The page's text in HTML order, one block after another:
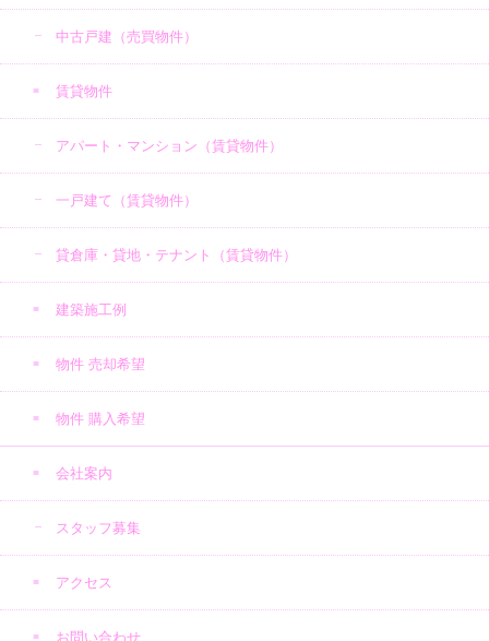
中古戸建（売買物件）
賃貸物件
アパート・マンション（賃貸物件）
一戸建て（賃貸物件）
貸倉庫・貸地・テナント（賃貸物件）
建築施工例
物件 売却希望
物件 購入希望
会社案内
スタッフ募集
アクセス
お問い合わせ